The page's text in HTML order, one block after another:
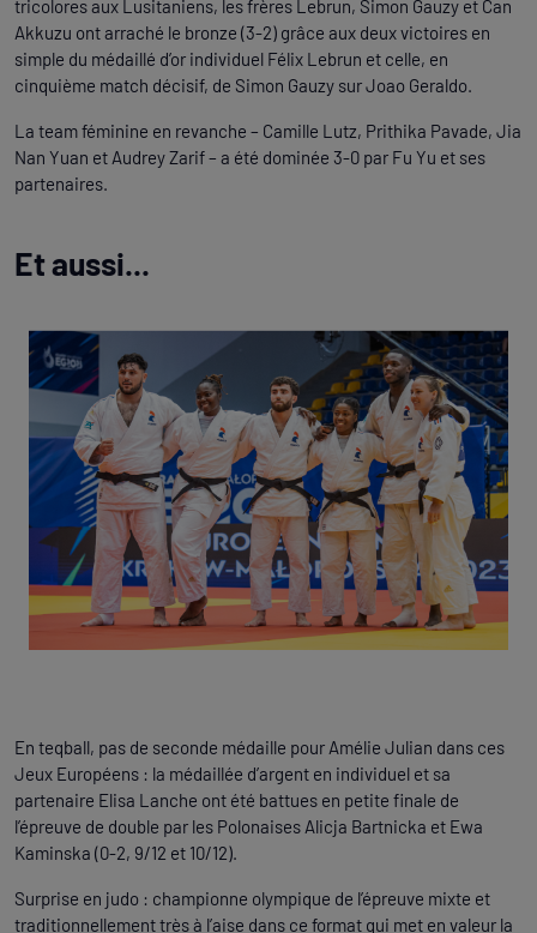
tricolores aux Lusitaniens, les frères Lebrun, Simon Gauzy et Can
Akkuzu ont arraché le bronze (3-2) grâce aux deux victoires en
simple du médaillé d’or individuel Félix Lebrun et celle, en
cinquième match décisif, de Simon Gauzy sur Joao Geraldo.
La team féminine en revanche – Camille Lutz, Prithika Pavade, Jia
Nan Yuan et Audrey Zarif – a été dominée 3-0 par Fu Yu et ses
partenaires.
Et aussi...
En teqball, pas de seconde médaille pour Amélie Julian dans ces
Jeux Européens : la médaillée d’argent en individuel et sa
partenaire Elisa Lanche ont été battues en petite finale de
l’épreuve de double par les Polonaises Alicja Bartnicka et Ewa
Kaminska (0-2, 9/12 et 10/12).
Surprise en judo : championne olympique de l’épreuve mixte et
traditionnellement très à l’aise dans ce format qui met en valeur la